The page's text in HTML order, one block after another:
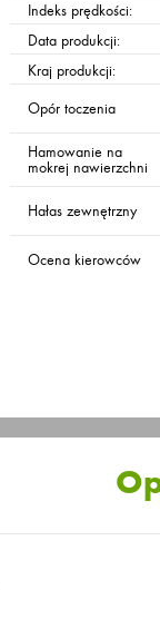
Indeks prędkości:
Data produkcji:
Kraj produkcji:
Opór toczenia
Hamowanie na
mokrej nawierzchni
Hałas zewnętrzny
Ocena kierowców